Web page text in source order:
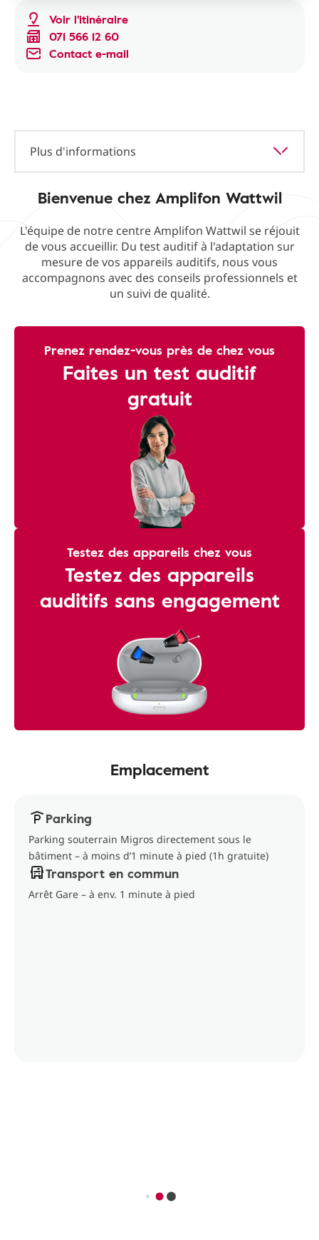
Voir l'itinéraire
071 566 12 60
Contact e-mail
Plus d'informations
Bienvenue chez Amplifon Wattwil
L'équipe de notre centre Amplifon Wattwil se réjouit
de vous accueillir. Du test auditif à l'adaptation sur
mesure de vos appareils auditifs, nous vous
accompagnons avec des conseils professionnels et
un suivi de qualité.
Prenez rendez-vous près de chez vous
Faites un test auditif
gratuit
Testez des appareils chez vous
Testez des appareils
auditifs sans engagement
Emplacement
Parking
Parking souterrain Migros directement sous le
bâtiment – à moins d’1 minute à pied (1h gratuite)
Transport en commun
Arrêt Gare – à env. 1 minute à pied